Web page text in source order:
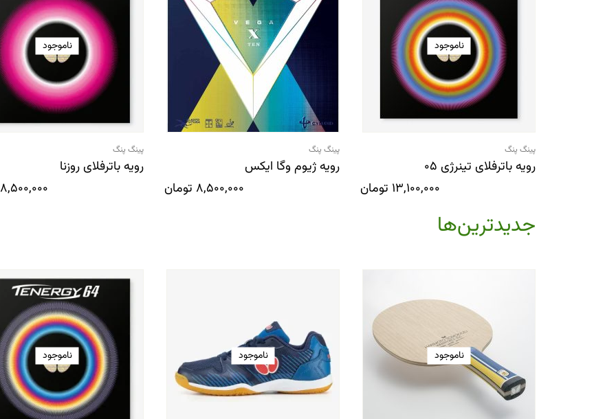
ناموجود
پینگ پنگ
رویه باترفلای تینرژی 05
13,100,000 تومان
پینگ پنگ
رویه ژیوم وگا ایکس
8,500,000 تومان
ناموجود
پینگ پنگ
رویه باترفلای روزنا
8,500,000
جدیدترین‌ها
ناموجود ناموجود ناموجود